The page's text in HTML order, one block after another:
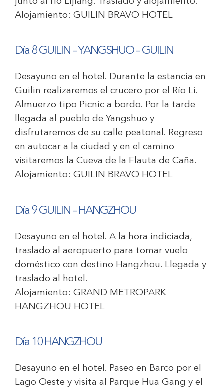
Alojamiento: GUILIN BRAVO HOTEL
Día 8 GUILIN – YANGSHUO – GUILIN
Desayuno en el hotel. Durante la estancia en
Guilin realizaremos el crucero por el Río Li.
Almuerzo tipo Picnic a bordo. Por la tarde
llegada al pueblo de Yangshuo y
disfrutaremos de su calle peatonal. Regreso
en autocar a la ciudad y en el camino
visitaremos la Cueva de la Flauta de Caña.
Alojamiento: GUILIN BRAVO HOTEL
Día 9 GUILIN – HANGZHOU
Desayuno en el hotel. A la hora indiciada,
traslado al aeropuerto para tomar vuelo
doméstico con destino Hangzhou. Llegada y
traslado al hotel.
Alojamiento: GRAND METROPARK
HANGZHOU HOTEL
Día 10 HANGZHOU
Desayuno en el hotel. Paseo en Barco por el
Lago Oeste y visita al Parque Hua Gang y el